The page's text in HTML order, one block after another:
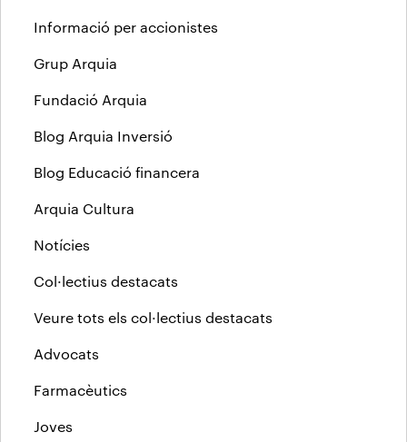
Informació per accionistes
Grup Arquia
Fundació Arquia
Blog Arquia Inversió
Blog Educació financera
Arquia Cultura
Notícies
Col·lectius destacats
Veure tots els col·lectius destacats
Advocats
Farmacèutics
Joves